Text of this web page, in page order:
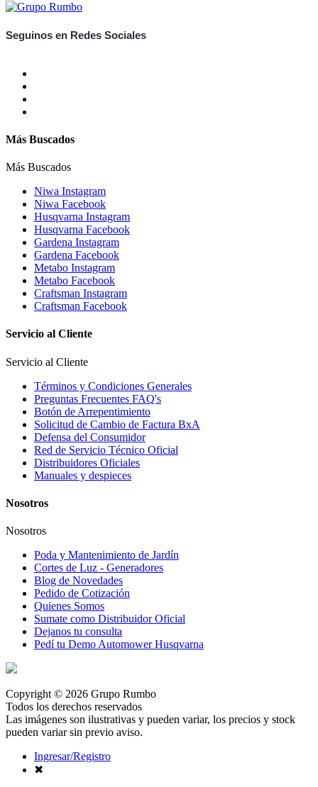
Seguinos en Redes Sociales
Más Buscados
Más Buscados
Niwa Instagram
Niwa Facebook
Husqvarna Instagram
Husqvarna Facebook
Gardena Instagram
Gardena Facebook
Metabo Instagram
Metabo Facebook
Craftsman Instagram
Craftsman Facebook
Servicio al Cliente
Servicio al Cliente
Términos y Condiciones Generales
Preguntas Frecuentes FAQ's
Botón de Arrepentimiento
Solicitud de Cambio de Factura BxA
Defensa del Consumidor
Red de Servicio Técnico Oficial
Distribuidores Oficiales
Manuales y despieces
Nosotros
Nosotros
Poda y Mantenimiento de Jardín
Cortes de Luz - Generadores
Blog de Novedades
Pedido de Cotización
Quienes Somos
Sumate como Distribuidor Oficial
Dejanos tu consulta
Pedí tu Demo Automower Husqvarna
Copyright © 2026 Grupo Rumbo
Todos los derechos reservados
Las imágenes son ilustrativas y pueden variar, los precios y stock
pueden variar sin previo aviso.
Ingresar/Registro
✖